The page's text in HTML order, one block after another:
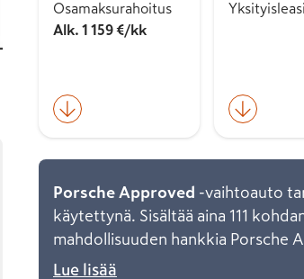
Osamaksurahoitus
Alk. 1 159 €/kk
Porsche Approved -vaihtoauto
käytettynä. Sisältää aina 111
mahdollisuuden hankkia Porsche
Lue lisää